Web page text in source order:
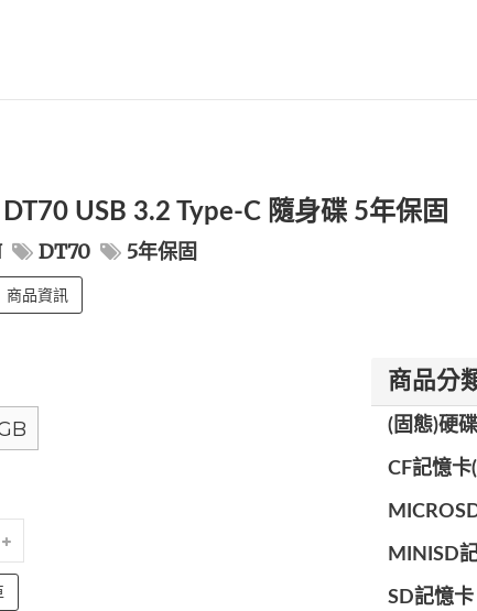
USB 3.2 Type-C 隨身碟 5年保固
DT70 5年保固
商品資訊
商品分
(固態)硬
CF記憶卡
MINISD
SD記憶卡